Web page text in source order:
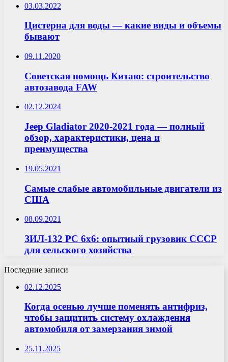
03.03.2022
Цистерна для воды — какие виды и объемы
бывают
09.11.2020
Советская помощь Китаю: строительство
автозавода FAW
02.12.2024
Jeep Gladiator 2020-2021 года — полный
обзор, характеристики, цена и
преимущества
19.05.2021
Самые слабые автомобильные двигатели из
США
08.09.2021
ЗИЛ-132 РС 6х6: опытный грузовик СССР
для сельского хозяйства
Последние записи
02.12.2025
Когда осенью лучше поменять антифриз,
чтобы защитить систему охлаждения
автомобиля от замерзания зимой
25.11.2025